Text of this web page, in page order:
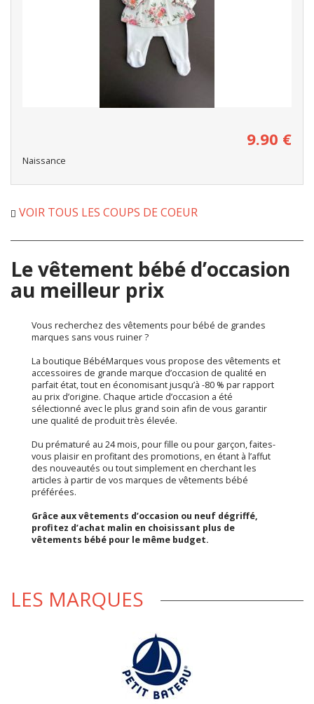
9.90 €
Naissance
VOIR TOUS LES COUPS DE COEUR
Le vêtement bébé d’occasion
au meilleur prix
Vous recherchez des vêtements pour bébé de grandes
marques sans vous ruiner ?
La boutique BébéMarques vous propose des vêtements et
accessoires de grande marque d’occasion de qualité en
parfait état, tout en économisant jusqu’à -80 % par rapport
au prix d’origine. Chaque article d’occasion a été
sélectionné avec le plus grand soin afin de vous garantir
une qualité de produit très élevée.
Du prématuré au 24 mois, pour fille ou pour garçon, faites-
vous plaisir en profitant des promotions, en étant à l’affut
des nouveautés ou tout simplement en cherchant les
articles à partir de vos marques de vêtements bébé
préférées.
Grâce aux vêtements d’occasion ou neuf dégriffé,
profitez d’achat malin en choisissant plus de
vêtements bébé pour le même budget.
LES MARQUES